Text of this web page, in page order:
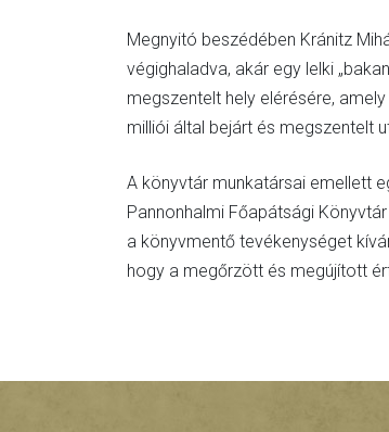
Megnyitó beszédében Kránitz
végighaladva, akár egy lelki
megszentelt hely elérésére,
milliói által bejárt és megszentelt
A könyvtár munkatársai emellett
Pannonhalmi Főapátsági
a könyvmentő tevékenységet
hogy a megőrzött és megújított